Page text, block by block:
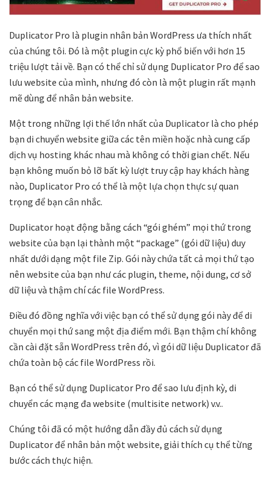
Duplicator Pro là plugin nhân bản WordPress ưa thích nhất
của chúng tôi. Đó là một plugin cực kỳ phổ biến với hơn 15
triệu lượt tải về. Bạn có thể chỉ sử dụng Duplicator Pro để sao
lưu website của mình, nhưng đó còn là một plugin rất mạnh
mẽ dùng để nhân bản website.
Một trong những lợi thế lớn nhất của Duplicator là cho phép
bạn di chuyển website giữa các tên miền hoặc nhà cung cấp
dịch vụ hosting khác nhau mà không có thời gian chết. Nếu
bạn không muốn bỏ lỡ bất kỳ lượt truy cập hay khách hàng
nào, Duplicator Pro có thể là một lựa chọn thực sự quan
trọng để bạn cân nhắc.
Duplicator hoạt động bằng cách “gói ghém” mọi thứ trong
website của bạn lại thành một “package” (gói dữ liệu) duy
nhất dưới dạng một file Zip. Gói này chứa tất cả mọi thứ tạo
nên website của bạn như các plugin, theme, nội dung, cơ sở
dữ liệu và thậm chí các file WordPress.
Điều đó đồng nghĩa với việc bạn có thể sử dụng gói này để di
chuyển mọi thứ sang một địa điểm mới. Bạn thậm chí không
cần cài đặt sẵn WordPress trên đó, vì gói dữ liệu Duplicator đã
chứa toàn bộ các file WordPress rồi.
Bạn có thể sử dụng Duplicator Pro để sao lưu định kỳ, di
chuyển các mạng đa website (multisite network) v.v..
Chúng tôi đã có một hướng dẫn đầy đủ cách sử dụng
Duplicator để nhân bản một website, giải thích cụ thể từng
bước cách thực hiện.